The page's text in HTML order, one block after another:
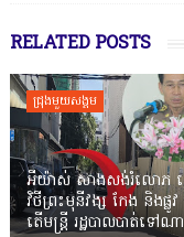
RELATED POSTS
ជ្រុងមួយសង្គម
អីយ៉ាស់ សាងសង់រំលោភ ល
វិថីព្រះមុនីវង្ស កែង និងផ្
តើមន្ត្រី រដ្ឋបាលបាត់ទៅ